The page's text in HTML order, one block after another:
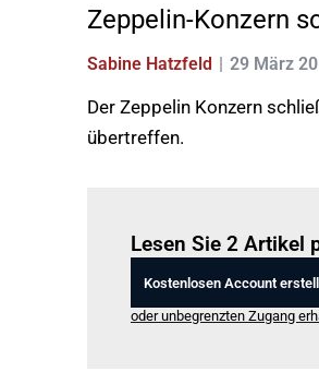
Zeppelin-Konzern
Sabine Hatzfeld 29 März
Der Zeppelin Konzern
übertreffen.
Lesen Sie 2 Artikel
Kostenlosen Account
oder unbegrenzten Zugang